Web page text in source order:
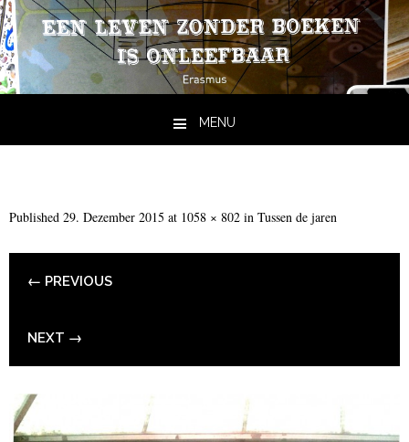
MENU
Published 29. Dezember 2015 at 1058 × 802 in Tussen de jaren
← PREVIOUS
NEXT →